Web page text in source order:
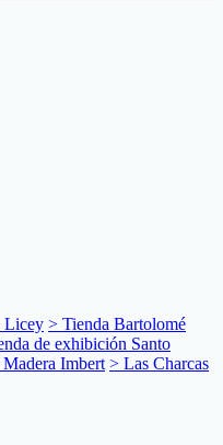
Licey > Tienda Bartolomé
de exhibición Santo
Imbert > Las Charcas